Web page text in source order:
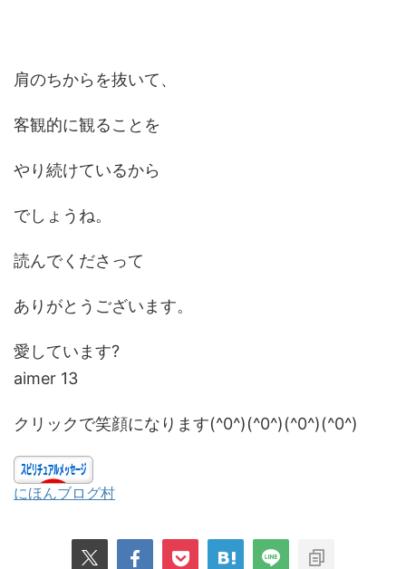
肩のちからを抜いて、
客観的に観ることを
やり続けているから
でしょうね。
読んでくださって
ありがとうございます。
愛しています?
aimer 13
クリックで笑顔になります(^0^)(^0^)(^0^)(^0^)
にほんブログ村